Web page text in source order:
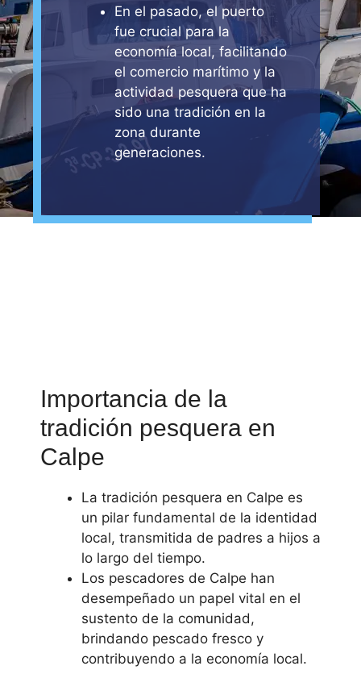
En el pasado, el puerto
fue crucial para la
economía local, facilitando
el comercio marítimo y la
actividad pesquera que ha
sido una tradición en la
zona durante
generaciones.
Importancia de la
tradición pesquera en
Calpe
La tradición pesquera en Calpe es
un pilar fundamental de la identidad
local, transmitida de padres a hijos a
lo largo del tiempo.
Los pescadores de Calpe han
desempeñado un papel vital en el
sustento de la comunidad,
brindando pescado fresco y
contribuyendo a la economía local.